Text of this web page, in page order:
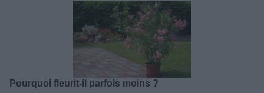
Pourquoi fleurit-il parfois moins ?